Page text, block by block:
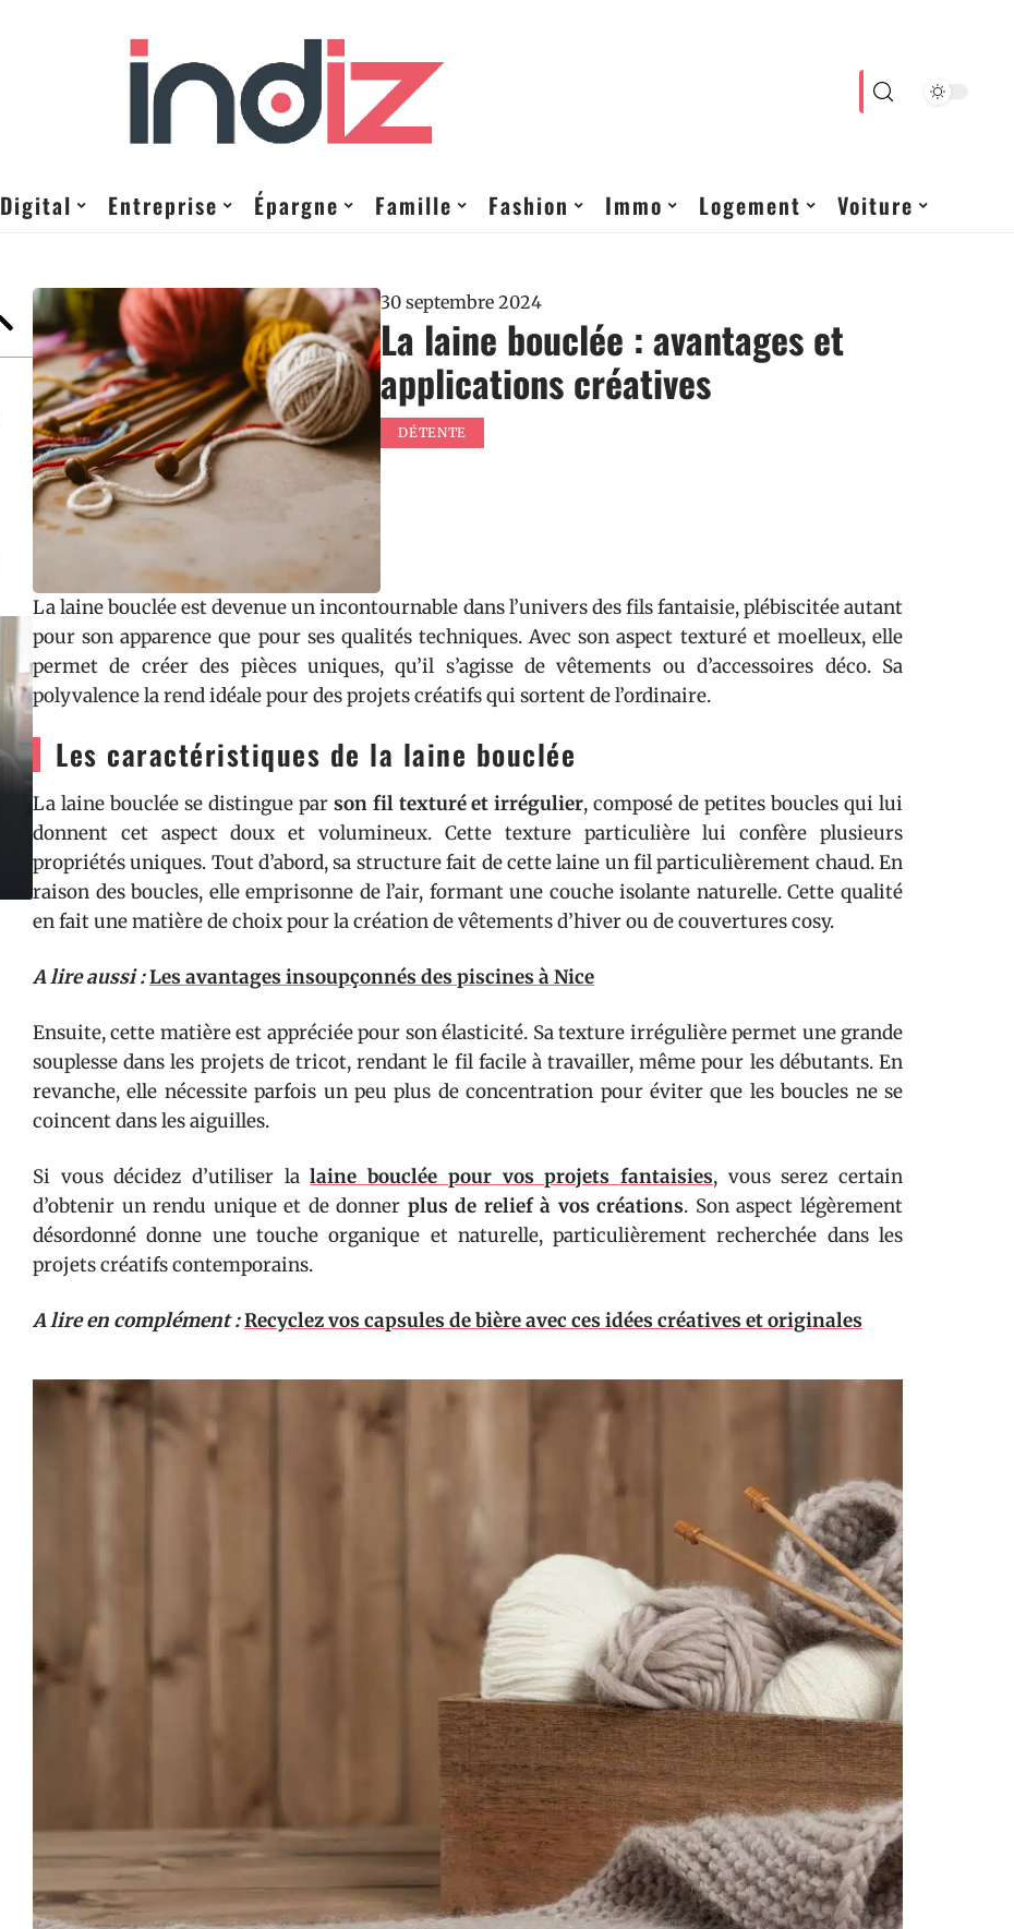
Digital Entreprise Épargne Famille Fashion Immo Logement Voiture
30 septembre 2024
La laine bouclée : avantages et
applications créatives
DÉTENTE
La laine bouclée est devenue un incontournable dans l’univers des fils fantaisie, plébiscitée autant
pour son apparence que pour ses qualités techniques. Avec son aspect texturé et moelleux, elle
permet de créer des pièces uniques, qu’il s’agisse de vêtements ou d’accessoires déco. Sa
polyvalence la rend idéale pour des projets créatifs qui sortent de l’ordinaire.
Les caractéristiques de la laine bouclée
La laine bouclée se distingue par son fil texturé et irrégulier, composé de petites boucles qui lui
donnent cet aspect doux et volumineux. Cette texture particulière lui confère plusieurs
propriétés uniques. Tout d’abord, sa structure fait de cette laine un fil particulièrement chaud. En
raison des boucles, elle emprisonne de l’air, formant une couche isolante naturelle. Cette qualité
en fait une matière de choix pour la création de vêtements d’hiver ou de couvertures cosy.
A lire aussi :Les avantages insoupçonnés des piscines à Nice
Ensuite, cette matière est appréciée pour son élasticité. Sa texture irrégulière permet une grande
souplesse dans les projets de tricot, rendant le fil facile à travailler, même pour les débutants. En
revanche, elle nécessite parfois un peu plus de concentration pour éviter que les boucles ne se
coincent dans les aiguilles.
Si vous décidez d’utiliser lalaine bouclée pour vos projets fantaisies, vous serez certain
d’obtenir un rendu unique et de donner plus de relief à vos créations. Son aspect légèrement
désordonné donne une touche organique et naturelle, particulièrement recherchée dans les
projets créatifs contemporains.
A lire en complément :Recyclez vos capsules de bière avec ces idées créatives et originales